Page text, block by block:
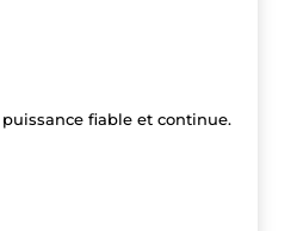
fiable et continue.